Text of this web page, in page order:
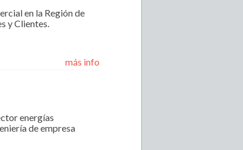
en la Región de
y Clientes.
más info
energías
de empresa